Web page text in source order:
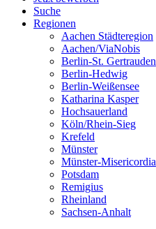
Suche
Regionen
Aachen Städteregion
Aachen/ViaNobis
Berlin-St. Gertrauden
Berlin-Hedwig
Berlin-Weißensee
Katharina Kasper
Hochsauerland
Köln/Rhein-Sieg
Krefeld
Münster
Münster-Misericordia
Potsdam
Remigius
Rheinland
Sachsen-Anhalt